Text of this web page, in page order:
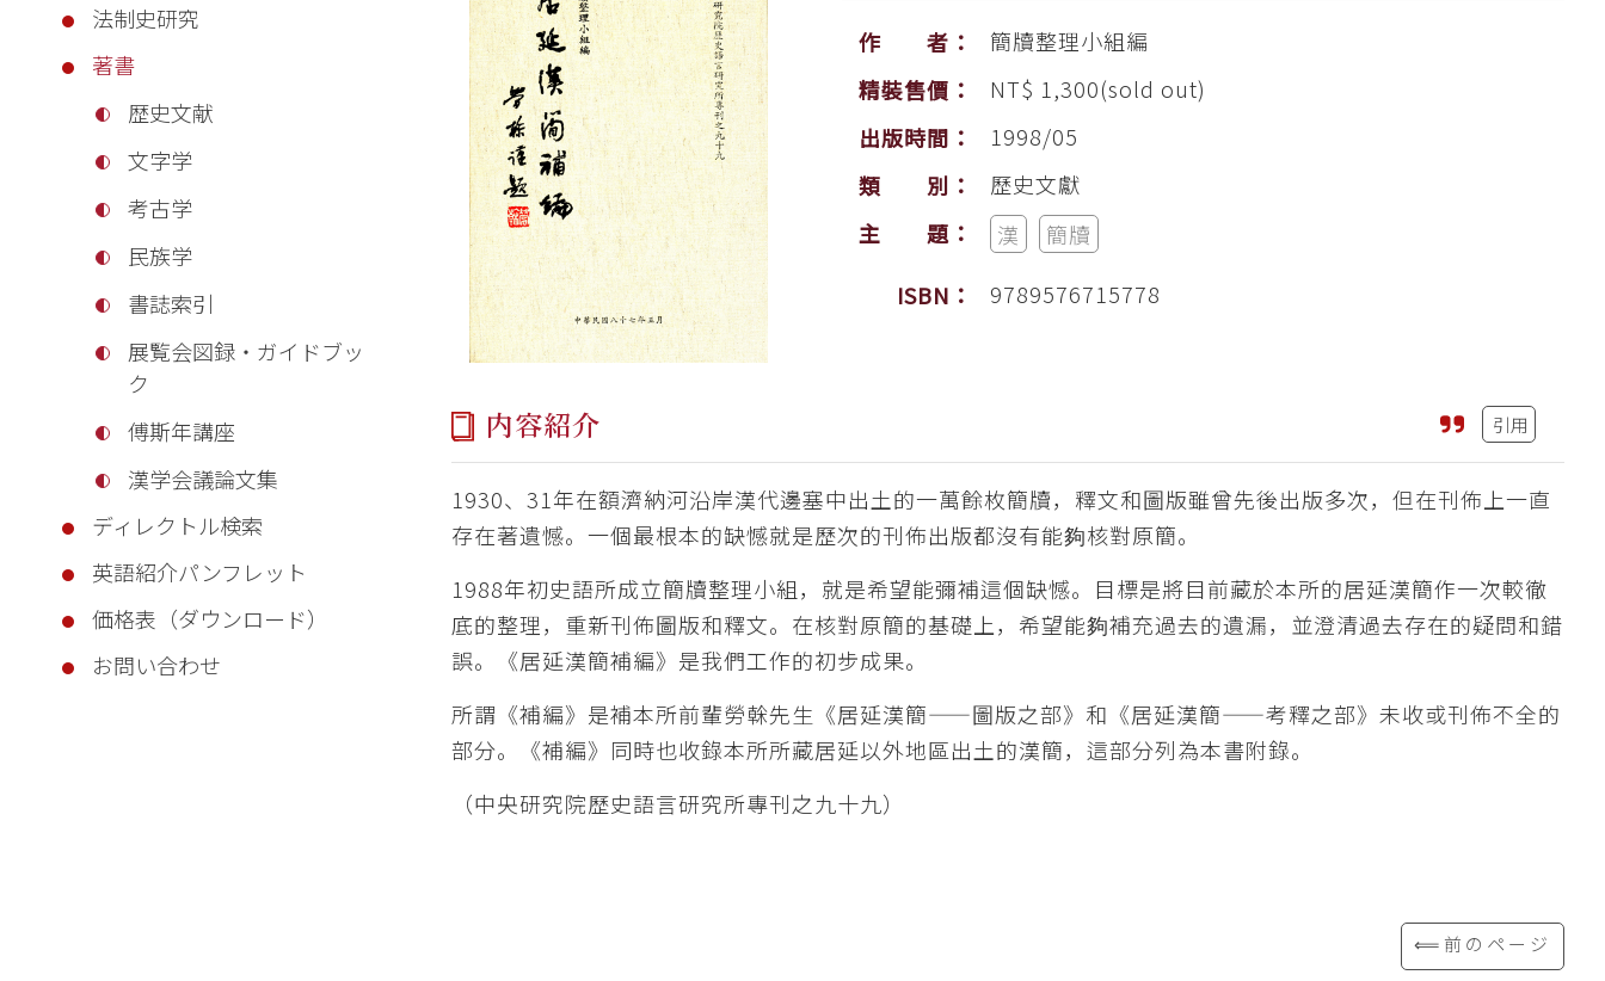
法制史研究
著書
歴史文献
文字学
考古学
民族学
書誌索引
展覧会図録・ガイドブッ
ク
傅斯年講座
漢学会議論文集
ディレクトル検索
英語紹介パンフレット
価格表（ダウンロード）
お問い合わせ
作 者：
簡牘整理小組編
精裝售價：
NT$ 1,300(sold out)
出版時間：
1998/05
類 別：
歷史文獻
主 題：
漢
簡牘
ISBN：
9789576715778
内容紹介 引用
1930、31年在額濟納河沿岸漢代邊塞中出土的一萬餘枚簡牘，釋文和圖版雖曾先後出版多次，但在刊佈上一直
存在著遺憾。一個最根本的缺憾就是歷次的刊佈出版都沒有能夠核對原簡。
1988年初史語所成立簡牘整理小組，就是希望能彌補這個缺憾。目標是將目前藏於本所的居延漢簡作一次較徹
底的整理，重新刊佈圖版和釋文。在核對原簡的基礎上，希望能夠補充過去的遺漏，並澄清過去存在的疑問和錯
誤。《居延漢簡補編》是我們工作的初步成果。
所謂《補編》是補本所前輩勞榦先生《居延漢簡——圖版之部》和《居延漢簡——考釋之部》未收或刊佈不全的
部分。《補編》同時也收錄本所所藏居延以外地區出土的漢簡，這部分列為本書附錄。
（中央研究院歷史語言研究所專刊之九十九）
⟸前のページ